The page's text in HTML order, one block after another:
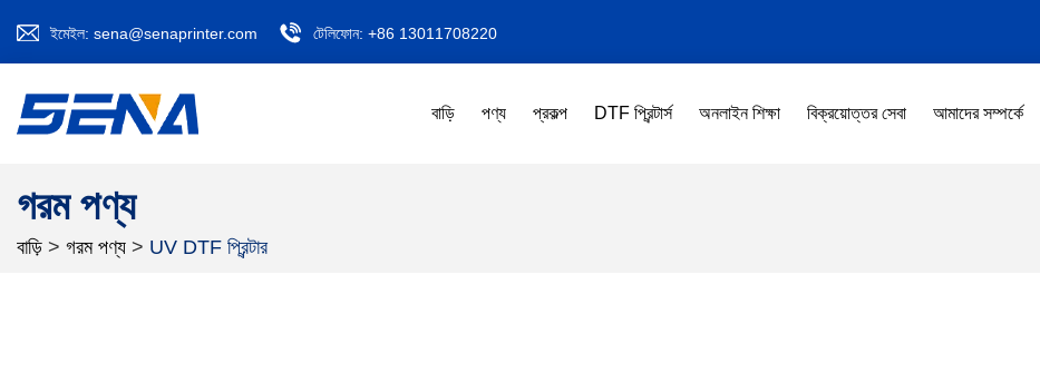
ইমেইল: sena@senaprinter.com টেলিফোন: +86 13011708220
বাড়ি পণ্য প্রকল্প DTF প্রিন্টার্স অনলাইন শিক্ষা বিক্রয়োত্তর সেবা আমাদের সম্পর্কে
গরম পণ্য
বাড়ি > গরম পণ্য > UV DTF প্রিন্টার